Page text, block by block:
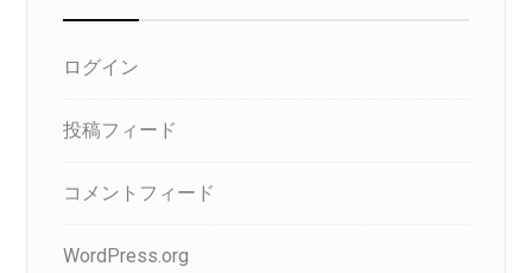
ログイン
投稿フィード
コメントフィード
WordPress.org